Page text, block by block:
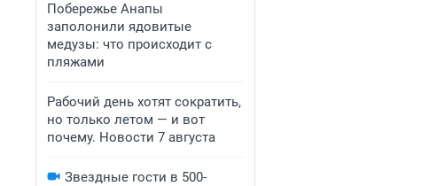
Побережье Анапы
заполонили ядовитые
медузы: что происходит с
пляжами
Рабочий день хотят сократить,
но только летом — и вот
почему. Новости 7 августа
Звездные гости в 500-